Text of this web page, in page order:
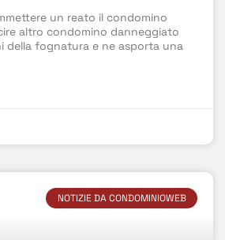
un reato il condomino
altro condomino danneggiato
della fognatura e ne asporta una
NOTIZIE DA CONDOMINIOWEB